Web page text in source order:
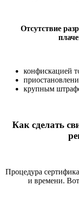
Отсутствие
конфискацией
крупным
Как сделать
Процедура
и времени.